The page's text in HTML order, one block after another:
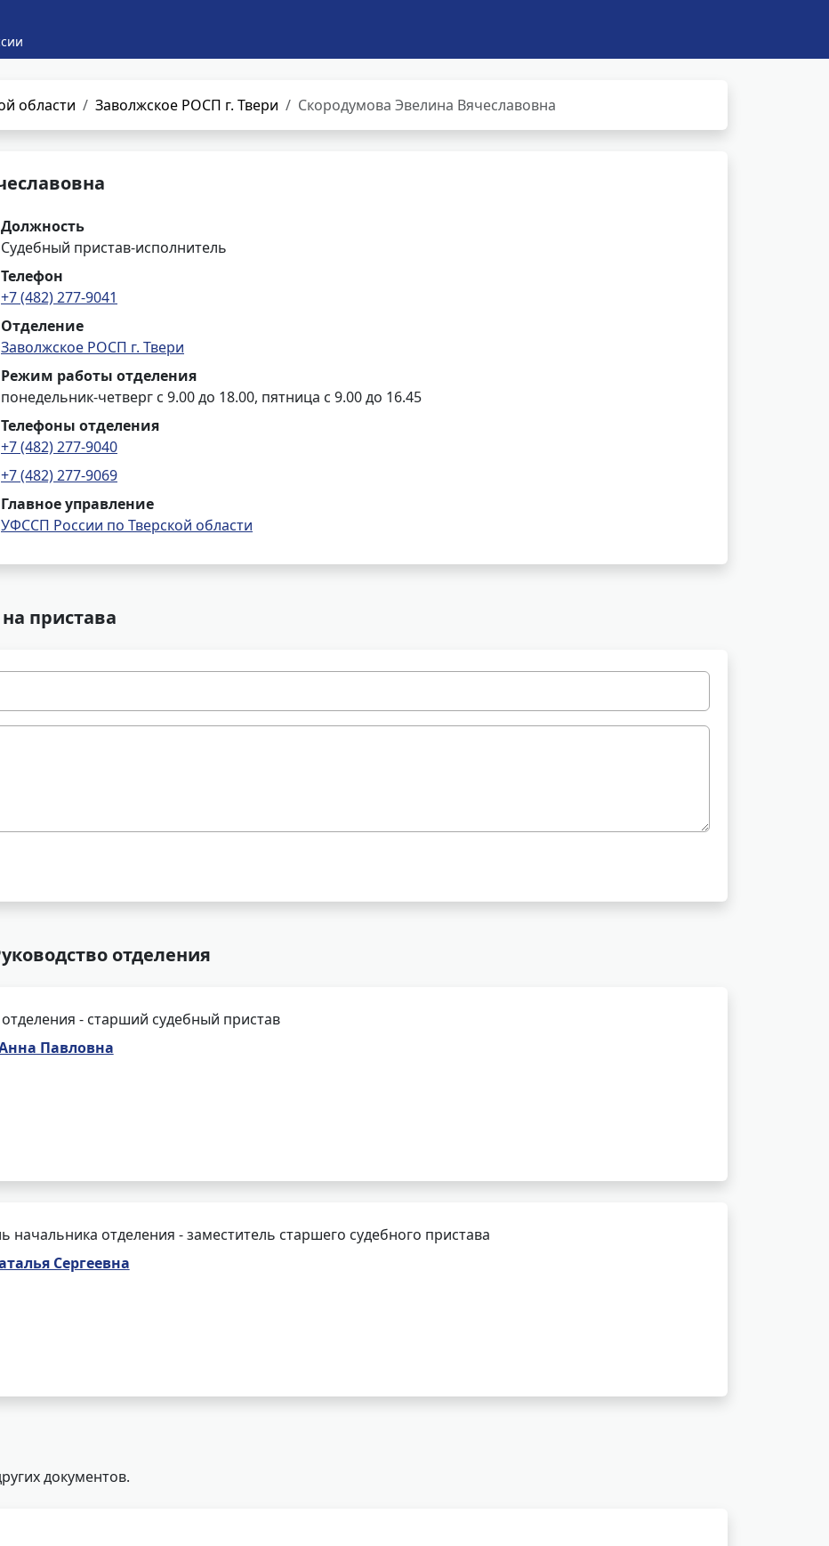
области Заволжское РОСП г. Твери Скородумова Эвелина Вячеславовна
Должность
Судебный пристав-исполнитель
Телефон
+7 (482) 277-9041
Отделение
Заволжское РОСП г. Твери
Режим работы отделения
понедельник-четверг с 9.00 до 18.00, пятница с 9.00 до 16.45
Телефоны отделения
+7 (482) 277-9040
+7 (482) 277-9069
Главное управление
УФССП России по Тверской области
пристава
отделения
- старший судебный пристав
Павловна
начальника отделения - заместитель старшего судебного пристава
Сергеевна
документов.